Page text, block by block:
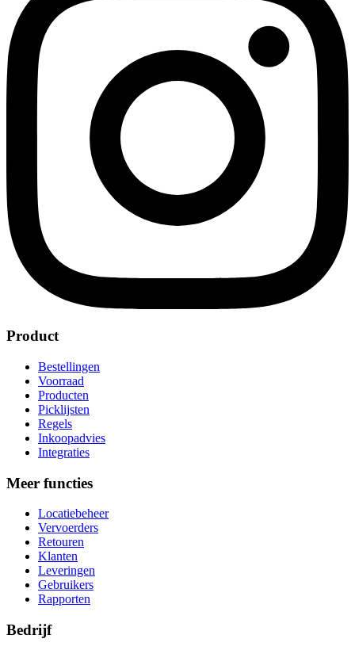
Product
Bestellingen
Voorraad
Producten
Picklijsten
Regels
Inkoopadvies
Integraties
Meer functies
Locatiebeheer
Vervoerders
Retouren
Klanten
Leveringen
Gebruikers
Rapporten
Bedrijf